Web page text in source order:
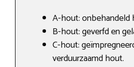
A-hout: onbehandeld
B-hout: geverfd en
C-hout:
verduurzaamd hout.